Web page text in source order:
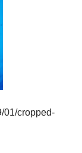
01/cropped-